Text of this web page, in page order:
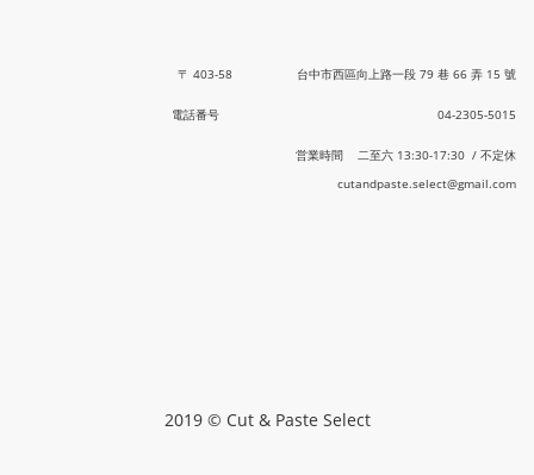
〒 403-58 台中市西區向上路一段 79 巷 66 弄 15 號
電話番号 04-2305-5015
営業時間 二至六 13:30-17:30 / 不定休
cutandpaste.select@gmail.com
2019 © Cut & Paste Select